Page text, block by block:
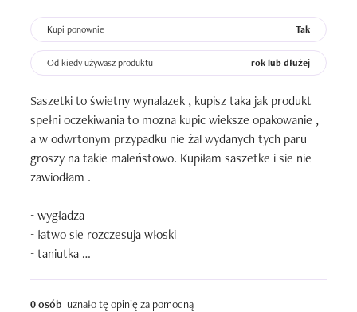
Kupi ponownie Tak
Od kiedy używasz produktu rok lub dłużej
Saszetki to świetny wynalazek , kupisz taka jak produkt
spełni oczekiwania to mozna kupic wieksze opakowanie ,
a w odwrtonym przypadku nie żal wydanych tych paru
groszy na takie maleństowo. Kupiłam saszetke i sie nie
zawiodłam .
- wygładza
- łatwo sie rozczesuja włoski
- taniutka
0 osób uznało tę opinię za pomocną